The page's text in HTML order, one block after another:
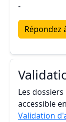
-
Répondez
Les
accessible
Validation